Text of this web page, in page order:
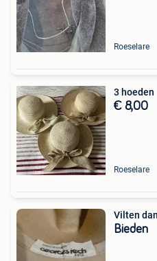
Roeselare
3 hoeden
€ 8,00
Roeselare
Vilten
Bieden